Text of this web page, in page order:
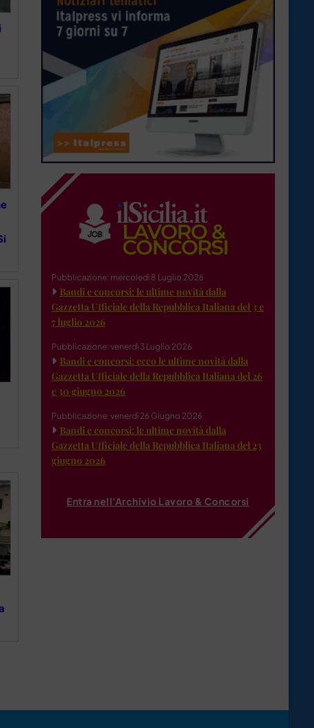
Pubblicazione: mercoledì 8 Luglio 2026
Bandi e concorsi: le ultime novità dalla
Gazzetta Ufficiale della Repubblica Italiana del 3 e
7 luglio 2026
Pubblicazione: venerdì 3 Luglio 2026
Bandi e concorsi: ecco le ultime novità dalla
Gazzetta Ufficiale della Repubblica Italiana del 26
e 30 giugno 2026
Pubblicazione: venerdì 26 Giugno 2026
Bandi e concorsi: le ultime novità dalla
Gazzetta Ufficiale della Repubblica Italiana del 23
giugno 2026
Entra nell'Archivio Lavoro & Concorsi